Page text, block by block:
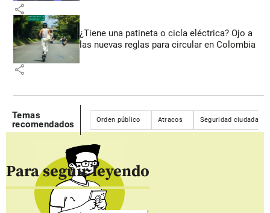
share
¿Tiene una patineta o cicla eléctrica? Ojo a
las nuevas reglas para circular en Colombia
share
Temas
recomendados
Orden público Atracos Seguridad ciudadana
Para seguir leyendo